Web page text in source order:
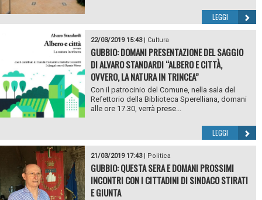
LEGGI
22/03/2019 15:43| Cultura
GUBBIO: DOMANI PRESENTAZIONE DEL SAGGIO
DI ALVARO STANDARDI “ALBERO E CITTÀ,
OVVERO, LA NATURA IN TRINCEA”
Con il patrocinio del Comune, nella sala del
Refettorio della Biblioteca Sperelliana, domani
alle ore 17.30, verrà prese...
LEGGI
21/03/2019 17:43| Politica
GUBBIO: QUESTA SERA E DOMANI PROSSIMI
INCONTRI CON I CITTADINI DI SINDACO STIRATI
E GIUNTA